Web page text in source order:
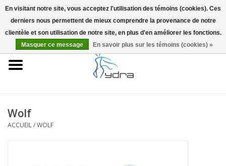
EUR
Accueil
Wolf
ACCUEIL/WOLF
En visitant notre site, vous acceptez l'utilisation des témoins (cookies). Ces
derniers nous permettent de mieux comprendre la provenance de notre
clientèle et son utilisation de notre site, en plus d'en améliorer les fonctions.
Masquer ce message
En savoir plus sur les témoins (cookies) »